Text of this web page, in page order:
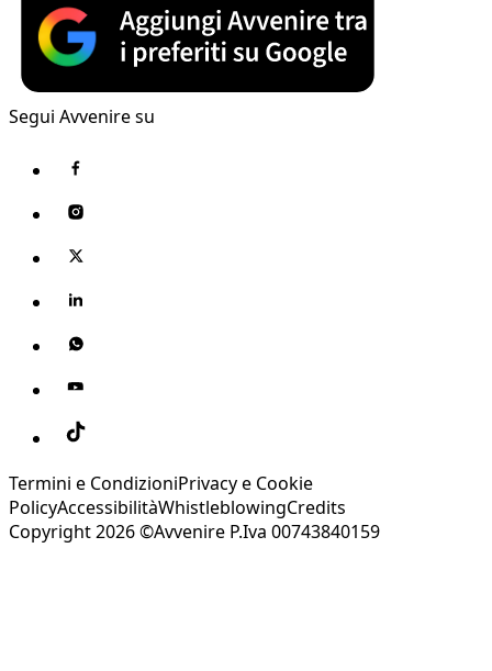
Segui Avvenire su
Termini e CondizioniPrivacy e Cookie
PolicyAccessibilitàWhistleblowingCredits
Copyright 2026 ©Avvenire P.Iva 00743840159